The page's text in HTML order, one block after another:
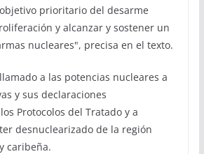
prioritario del desarme
y alcanzar y sostener un
nucleares", precisa en el texto.
a las potencias nucleares a
y sus declaraciones
Protocolos del Tratado y a
desnuclearizado de la región
caribeña.